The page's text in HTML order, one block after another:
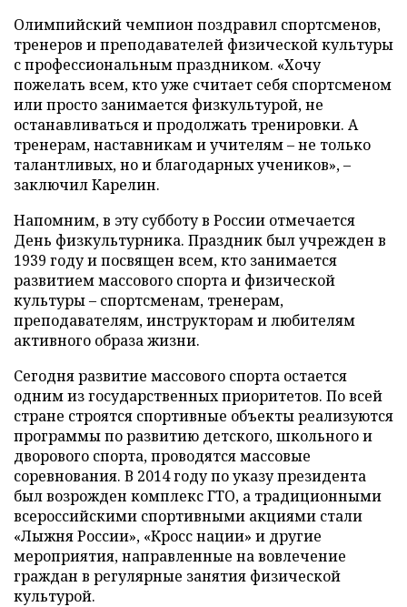
Олимпийский чемпион поздравил спортсменов,
тренеров и преподавателей физической культуры
с профессиональным праздником. «Хочу
пожелать всем, кто уже считает себя спортсменом
или просто занимается физкультурой, не
останавливаться и продолжать тренировки. А
тренерам, наставникам и учителям – не только
талантливых, но и благодарных учеников», –
заключил Карелин.
Напомним, в эту субботу в России отмечается
День физкультурника. Праздник был учрежден в
1939 году и посвящен всем, кто занимается
развитием массового спорта и физической
культуры – спортсменам, тренерам,
преподавателям, инструкторам и любителям
активного образа жизни.
Сегодня развитие массового спорта остается
одним из государственных приоритетов. По всей
стране строятся спортивные объекты реализуются
программы по развитию детского, школьного и
дворового спорта, проводятся массовые
соревнования. В 2014 году по указу президента
был возрожден комплекс ГТО, а традиционными
всероссийскими спортивными акциями стали
«Лыжня России», «Кросс нации» и другие
мероприятия, направленные на вовлечение
граждан в регулярные занятия физической
культурой.